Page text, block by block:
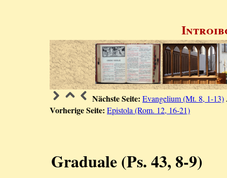
Nächste Seite: Evangelium (Mt. 8, 1-13)
Vorherige Seite: Epistola (Rom. 12, 16-21)
Graduale (Ps. 43, 8-9)